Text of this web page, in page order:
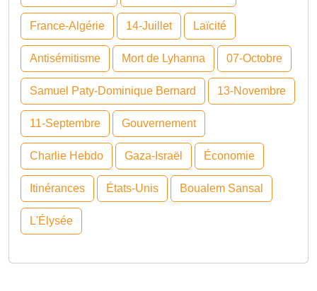
France-Algérie 14-Juillet Laïcité
Antisémitisme Mort de Lyhanna 07-Octobre
Samuel Paty-Dominique Bernard 13-Novembre
11-Septembre Gouvernement
Charlie Hebdo Gaza-Israël Économie
Itinérances États-Unis Boualem Sansal
L'Élysée